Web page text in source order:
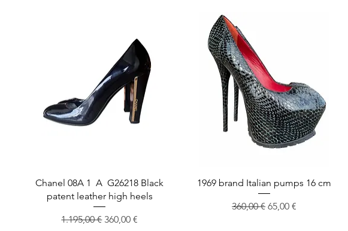
Chanel 08A 1 A G26218 Black
patent leather high heels
Standardpreis
1.195,00 € Sale-Preis
360,00 €
1969 brand Italian pumps 16 cm
Standardpreis
360,00 € Sale-Preis
65,00 €